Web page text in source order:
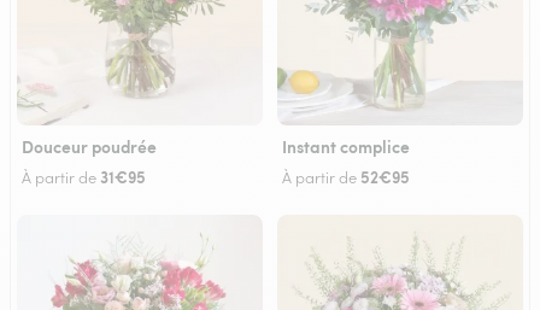
Douceur poudrée
À partir de 31€95
Instant complice
À partir de 52€95